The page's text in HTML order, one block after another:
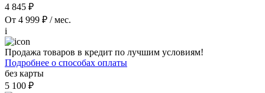
4 845 ₽
От 4 999 ₽ / мес.
i
Продажа товаров в кредит по лучшим условиям!
Подробнее о способах оплаты
без карты
5 100 ₽